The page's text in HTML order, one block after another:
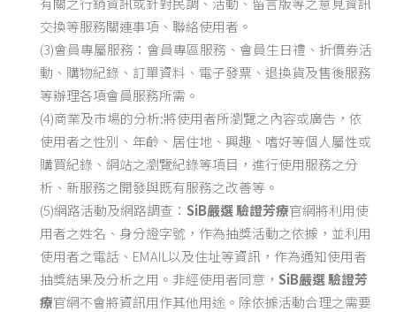
交換等服務關連事項、聯絡使用者。
(3)會員專屬服務：會員專區服務、會員生日禮、折價券活
動、購物紀錄、訂單資料、電子發票、退換貨及售後服務
等辦理各項會員服務所需。
(4)商業及市場的分析:將使用者所瀏覽之內容或廣告，依
使用者之性別、年齡、居住地、興趣、嗜好等個人屬性或
購買紀錄、網站之瀏覽紀錄等項目，進行使用服務之分
析、新服務之開發與既有服務之改善等。
(5)網路活動及網路調查： SiB嚴選 驗證芳療官網將利用使
用者之姓名、身分證字號，作為抽獎活動之依據，並利用
使用者之電話、EMAIL以及住址等資訊，作為通知使用者
抽獎結果及分析之用。非經使用者同意， SiB嚴選 驗證芳
療官網不會將資訊用作其他用途。除依據活動合理之需要